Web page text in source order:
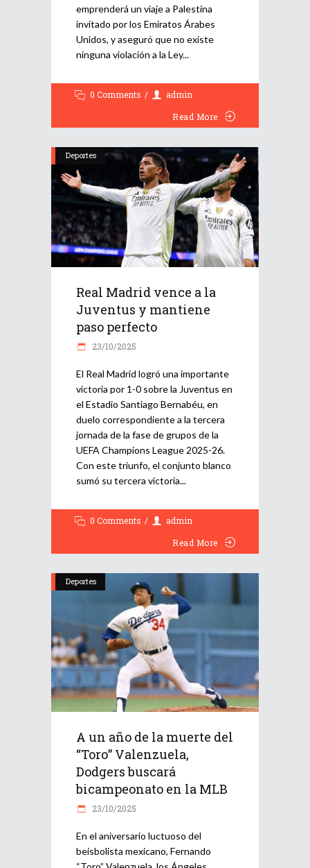
emprenderá un viaje a Palestina
invitado por los Emiratos Árabes
Unidos, y aseguró que no existe
ninguna violación a la Ley
0 Comments
admin
Read More
Deportes
Real Madrid vence a la
Juventus y mantiene
paso perfecto
23/10/2025
El Real Madrid logró una importante
victoria por 1-0 sobre la Juventus en
el Estadio Santiago Bernabéu, en
duelo correspondiente a la tercera
jornada de la fase de grupos de la
UEFA Champions League 2025-26.
Con este triunfo, el conjunto blanco
sumó su tercera victoria
0 Comments
admin
Read More
Deportes
A un año de la muerte del
“Toro” Valenzuela,
Dodgers buscará
bicampeonato en la MLB
23/10/2025
En el aniversario luctuoso del
beisbolista mexicano, Fernando